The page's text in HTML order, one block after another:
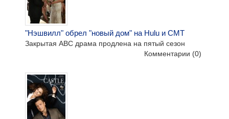
"Нэшвилл" обрел "новый дом" на Hulu и CMT
Закрытая ABC драма продлена на пятый сезон
Комментарии (0)